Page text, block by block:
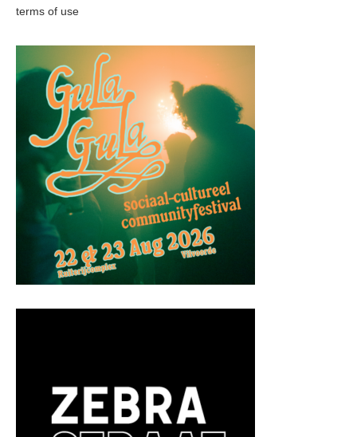
terms of use